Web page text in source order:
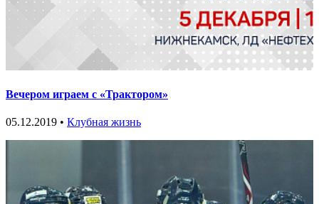
Вечером играем с «Трактором»
05.12.2019 • Клубная жизнь